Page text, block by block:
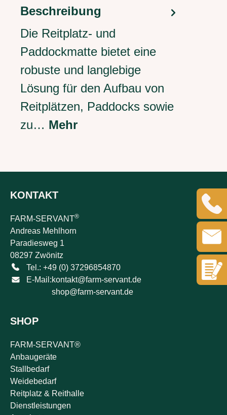
Beschreibung
Die Reitplatz- und
Paddockmatte bietet eine
robuste und langlebige
Lösung für den Aufbau von
Reitplätzen, Paddocks sowie
zu… Mehr
KONTAKT
FARM-SERVANT®
Andreas Mehlhorn
Paradiesweg 1
08297 Zwönitz
Tel.: +49 (0) 37296854870
E-Mail:kontakt@farm-servant.de
shop@farm-servant.de
SHOP
FARM-SERVANT®
Anbaugeräte
Stallbedarf
Weidebedarf
Reitplatz & Reithalle
Dienstleistungen